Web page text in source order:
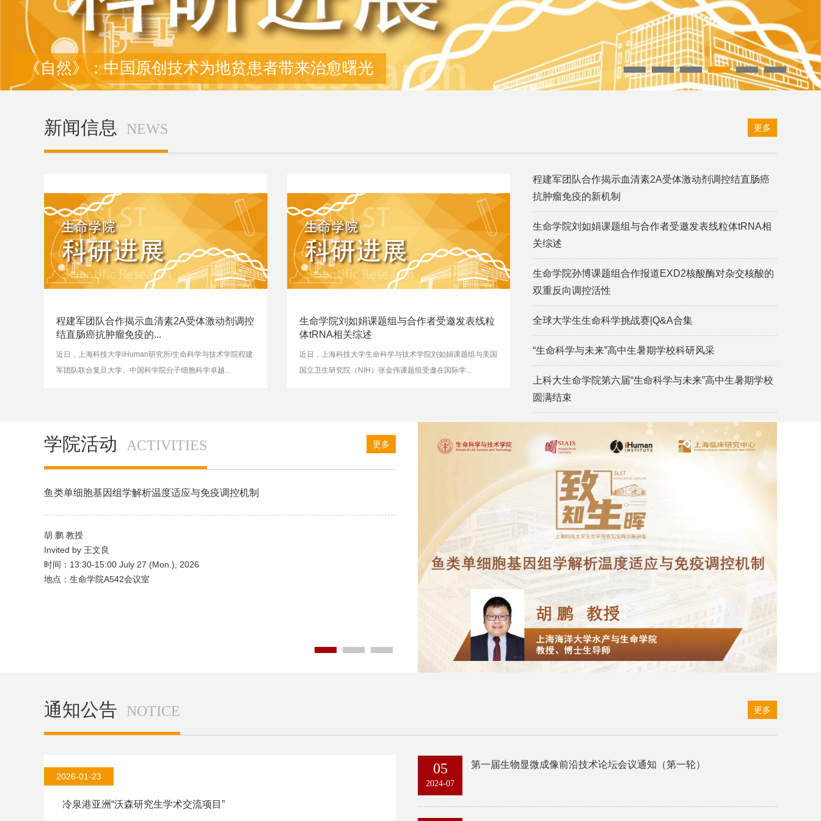
《自然》：中国原创技术为地贫患者带来治愈曙光
新闻信息 NEWS 更多
程建军团队合作揭示血清素2A受体激动剂调控
结直肠癌抗肿瘤免疫的...
近日，上海科技大学iHuman研究所/生命科学与技术学院程建
军团队联合复旦大学、中国科学院分子细胞科学卓越...
生命学院刘如娟课题组与合作者受邀发表线粒
体tRNA相关综述
近日，上海科技大学生命科学与技术学院刘如娟课题组与美国
国立卫生研究院（NIH）张金伟课题组受邀在国际学...
程建军团队合作揭示血清素2A受体激动剂调控结直肠癌
抗肿瘤免疫的新机制
生命学院刘如娟课题组与合作者受邀发表线粒体tRNA相
关综述
生命学院孙博课题组合作报道EXD2核酸酶对杂交核酸的
双重反向调控活性
全球大学生生命科学挑战赛|Q&A合集
“生命科学与未来”高中生暑期学校科研风采
上科大生命学院第六届“生命科学与未来”高中生暑期学校
圆满结束
学院活动 ACTIVITIES 更多
鱼类单细胞基因组学解析温度适应与免疫调控机制
胡 鹏 教授
Invited by 王文良
时间：13:30-15:00 July 27 (Mon.), 2026
地点：生命学院A542会议室
胡 鹏 教授
Invited by 王文良
通知公告 NOTICE 更多
2026-01-23
冷泉港亚洲“沃森研究生学术交流项目”
05
2024-07
第一届生物显微成像前沿技术论坛会议通知（第一轮）